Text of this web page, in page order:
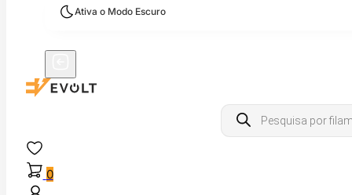
Ativa o Modo Escuro
Products
search
0